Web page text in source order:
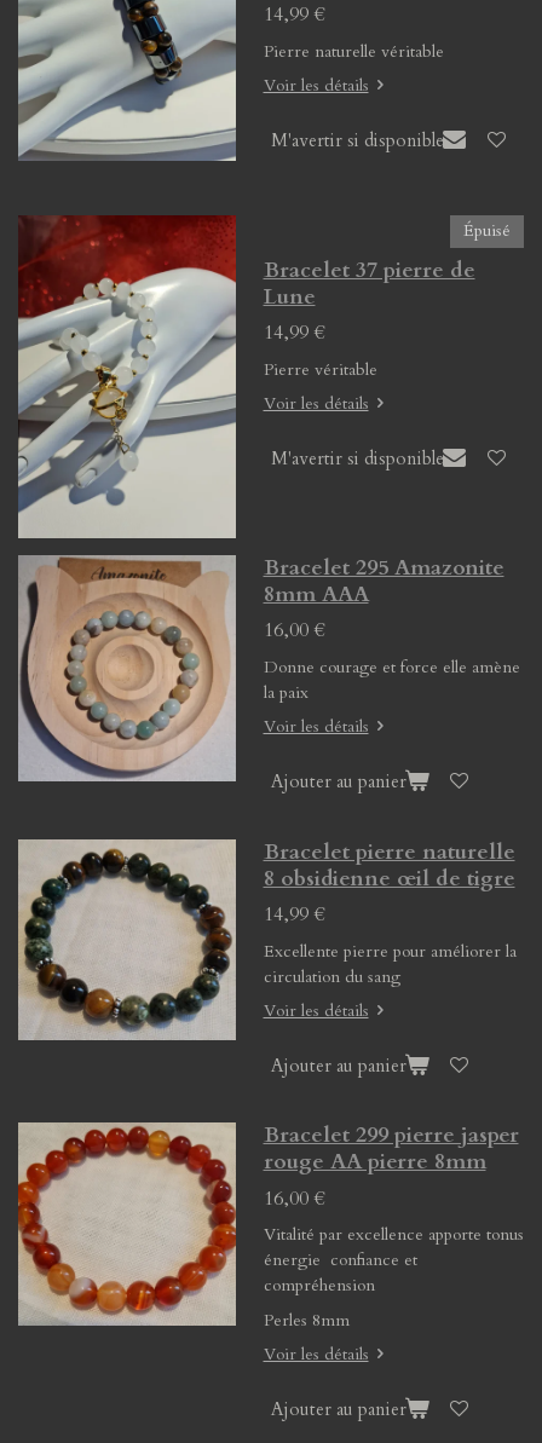
14,99 €
Pierre naturelle véritable
Voir les détails
M'avertir si disponible
Épuisé
Bracelet 37 pierre de
Lune
14,99 €
Pierre véritable
Voir les détails
M'avertir si disponible
Bracelet 295 Amazonite
8mm AAA
16,00 €
Donne courage et force elle amène
la paix
Voir les détails
Ajouter au panier
Bracelet pierre naturelle
8 obsidienne œil de tigre
14,99 €
Excellente pierre pour améliorer la
circulation du sang
Voir les détails
Ajouter au panier
Bracelet 299 pierre jasper
rouge AA pierre 8mm
16,00 €
Vitalité par excellence apporte tonus
énergie confiance et
compréhension
Perles 8mm
Voir les détails
Ajouter au panier